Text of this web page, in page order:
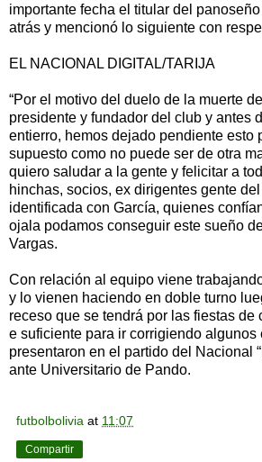
importante fecha el titular del
atrás y mencionó lo siguiente con
EL NACIONAL DIGITAL/TARIJA
“Por el motivo del duelo de la muerte
presidente y fundador del club y antes
entierro, hemos dejado pendiente esto
supuesto como no puede ser de otra
quiero saludar a la gente y felicitar a
hinchas, socios, ex dirigentes gente
identificada con García, quienes
ojala podamos conseguir este sueño
Vargas.
Con relación al equipo viene
y lo vienen haciendo en doble turno
receso que se tendrá por las fiestas de
e suficiente para ir corrigiendo algunos
presentaron en el partido del Nacional
ante Universitario de Pando.
futbolbolivia at 11:07
Compartir